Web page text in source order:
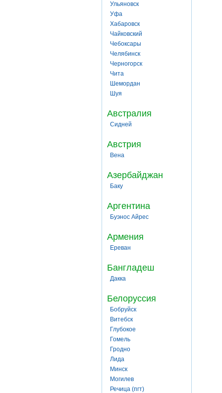
Ульяновск
Уфа
Хабаровск
Чайковский
Чебоксары
Челябинск
Черногорск
Чита
Шемордан
Шуя
Австралия
Сидней
Австрия
Вена
Азербайджан
Баку
Аргентина
Буэнос Айрес
Армения
Ереван
Бангладеш
Дакка
Белоруссия
Бобруйск
Витебск
Глубокое
Гомель
Гродно
Лида
Минск
Могилев
Речица (пгт)